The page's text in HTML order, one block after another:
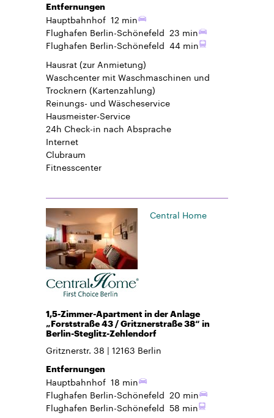
Entfernungen
Hauptbahnhof 12 min
Flughafen Berlin-Schönefeld 23 min
Flughafen Berlin-Schönefeld 44 min
Hausrat(zur Anmietung)
Waschcenter mit Waschmaschinen und
Trocknern (Kartenzahlung)
Reinungs- und Wäscheservice
Hausmeister-Service
24h Check-in nach Absprache
Internet
Clubraum
Fitnesscenter
Central Home
1,5-Zimmer-Apartment in der Anlage
„Forststraße 43 / Gritznerstraße 38“ in
Berlin-Steglitz-Zehlendorf
Gritznerstr. 38 12163 Berlin
Entfernungen
Hauptbahnhof 18 min
Flughafen Berlin-Schönefeld 20 min
Flughafen Berlin-Schönefeld 58 min